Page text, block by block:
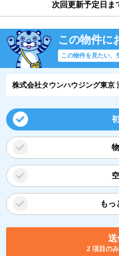
次回更新予定日ま
この物件に
この物件を見たい、
株式会社タウンハウジング東京
もっ
送
2 項目の